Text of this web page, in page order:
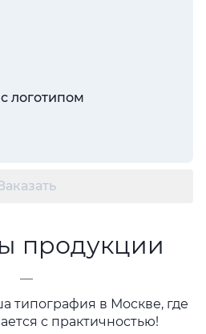
логотипом
продукции
—
типография в Москве, где
с практичностью!